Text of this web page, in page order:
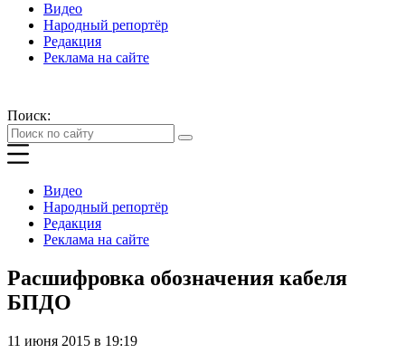
Видео
Народный репортёр
Редакция
Реклама на сайте
Поиск:
Видео
Народный репортёр
Редакция
Реклама на сайте
Расшифровка обозначения кабеля
БПДО
11 июня 2015 в 19:19